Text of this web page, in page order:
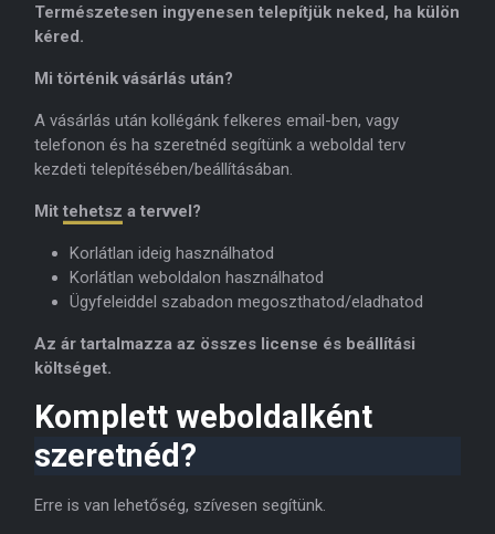
Természetesen ingyenesen telepítjük neked, ha külön
kéred.
Mi történik vásárlás után?
A vásárlás után kollégánk felkeres email-ben, vagy
telefonon és ha szeretnéd segítünk a weboldal terv
kezdeti telepítésében/beállításában.
Mit tehetsz a tervvel?
Korlátlan ideig használhatod
Korlátlan weboldalon használhatod
Ügyfeleiddel szabadon megoszthatod/eladhatod
Az ár tartalmazza az összes license és beállítási
költséget.
Komplett weboldalként
szeretnéd?
Erre is van lehetőség, szívesen segítünk.